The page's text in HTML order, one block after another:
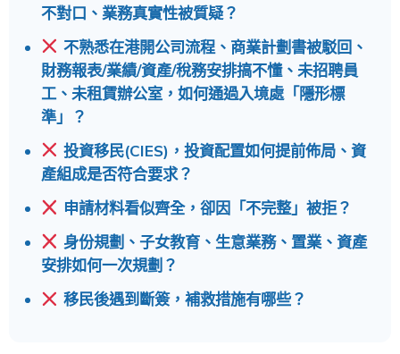
不對口、業務真實性被質疑？
不熟悉在港開公司流程、商業計劃書被駁回、
財務報表/業績/資產/稅務安排搞不懂、未招聘員
工、未租賃辦公室，如何通過入境處「隱形標
準」？
投資移民(CIES)，投資配置如何提前佈局、資
產組成是否符合要求？
申請材料看似齊全，卻因「不完整」被拒？
身份規劃、子女教育、生意業務、置業、資產
安排如何一次規劃？
移民後遇到斷簽，補救措施有哪些？